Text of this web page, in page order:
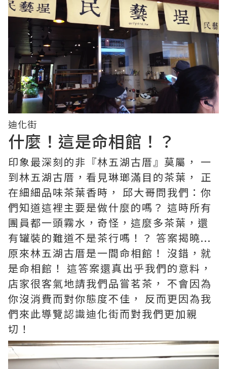
迪化街
什麼！這是命相館！？
印象最深刻的非『林五湖古厝』莫屬， 一
到林五湖古厝，看見琳瑯滿目的茶葉， 正
在細細品味茶葉香時， 邱大哥問我們：你
們知道這裡主要是做什麼的嗎？ 這時所有
團員都一頭霧水，奇怪，這麼多茶葉，還
有罐裝的難道不是茶行嗎！？ 答案揭曉...
原來林五湖古厝是一間命相館！ 沒錯，就
是命相館！ 這答案還真出乎我們的意料，
店家很客氣地請我們品嘗茗茶， 不會因為
你沒消費而對你態度不佳， 反而更因為我
們來此導覽認識迪化街而對我們更加親
切！